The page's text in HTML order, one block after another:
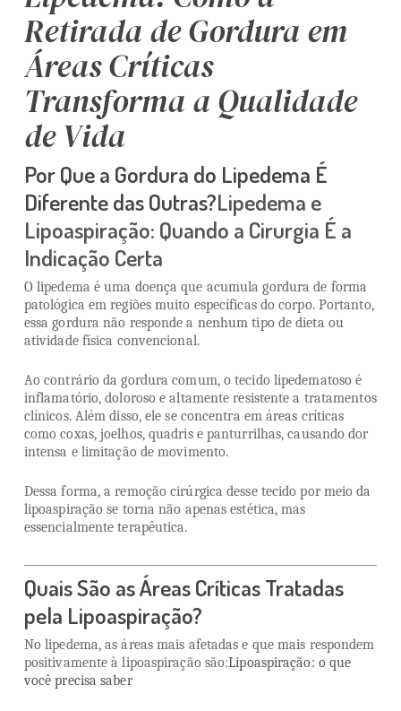
Retirada de Gordura em
Áreas Críticas
Transforma a Qualidade
de Vida
Por Que a Gordura do Lipedema É
Diferente das Outras?Lipedema e
Lipoaspiração: Quando a Cirurgia É a
Indicação Certa
O lipedema é uma doença que acumula gordura de forma
patológica em regiões muito específicas do corpo. Portanto,
essa gordura não responde a nenhum tipo de dieta ou
atividade física convencional.
Ao contrário da gordura comum, o tecido lipedematoso é
inflamatório, doloroso e altamente resistente a tratamentos
clínicos. Além disso, ele se concentra em áreas críticas
como coxas, joelhos, quadris e panturrilhas, causando dor
intensa e limitação de movimento.
Dessa forma, a remoção cirúrgica desse tecido por meio da
lipoaspiração se torna não apenas estética, mas
essencialmente terapêutica.
Quais São as Áreas Críticas Tratadas
pela Lipoaspiração?
No lipedema, as áreas mais afetadas e que mais respondem
positivamente à lipoaspiração são:Lipoaspiração: o que
você precisa saber